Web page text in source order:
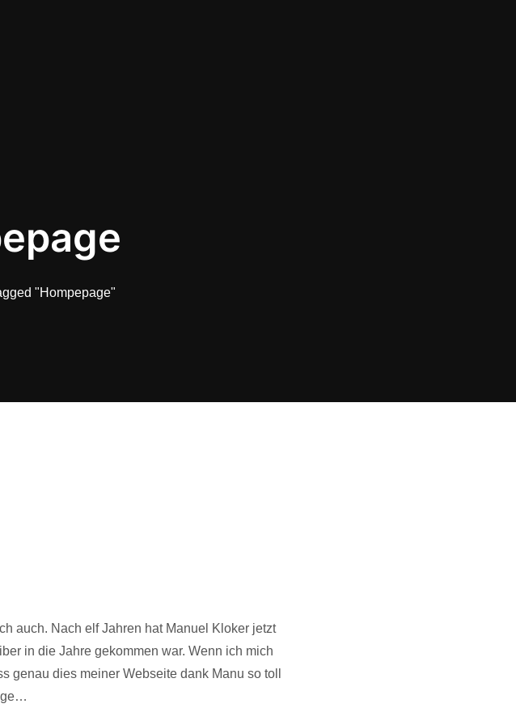
"Hompepage"
auch. Nach elf Jahren hat Manuel Kloker jetzt
in die Jahre gekommen war. Wenn ich mich
genau dies meiner Webseite dank Manu so toll